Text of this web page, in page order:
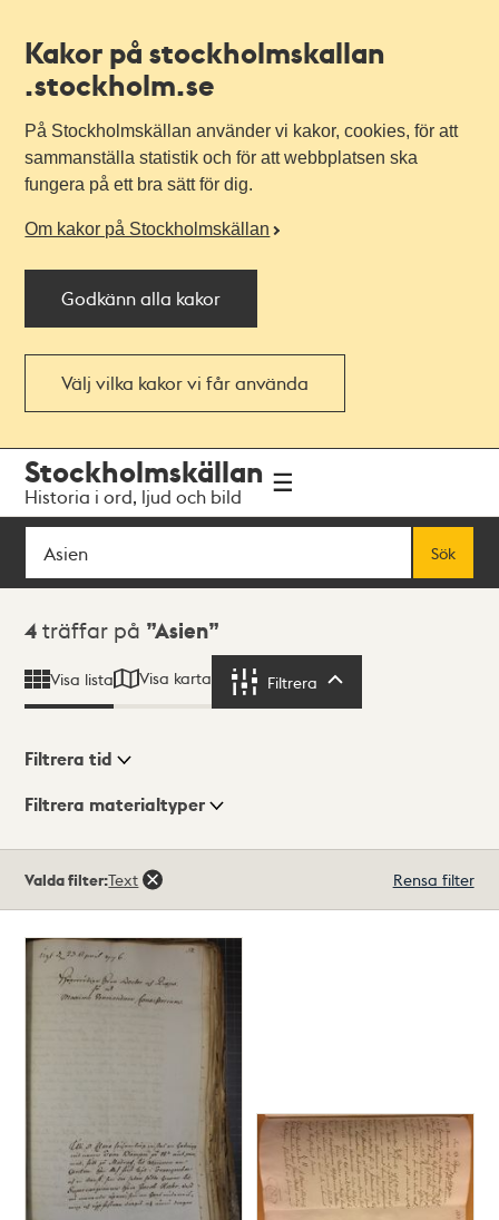
Kakor på stockholmskallan
.stockholm.se
På Stockholmskällan använder vi kakor, cookies, för att
sammanställa statistik och för att webbplatsen ska
fungera på ett bra sätt för dig.
Om kakor på Stockholmskällan
Godkänn alla kakor
Välj vilka kakor vi får använda
navigationen
huvudinnehållet
Stockholmskällan
Historia i ord, ljud och bild
Sök
Sök
Sökresultat
4 träffar på Asien
Visa lista Visa karta Filtrera
Visningsläge
Filtrera tid
Filtrera materialtyper
träffar
Valda filter:Text Rensa filter